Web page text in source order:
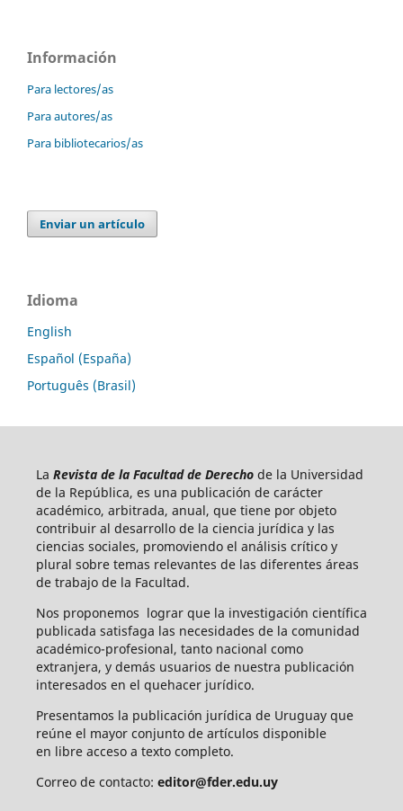
Información
Para lectores/as
Para autores/as
Para bibliotecarios/as
Enviar un artículo
Idioma
English
Español (España)
Português (Brasil)
La Revista de la Facultad de Derecho de la Universidad
de la República, es una publicación de carácter
académico, arbitrada, anual, que tiene por objeto
contribuir al desarrollo de la ciencia jurídica y las
ciencias sociales, promoviendo el análisis crítico y
plural sobre temas relevantes de las diferentes áreas
de trabajo de la Facultad.
Nos proponemos lograr que la investigación científica
publicada satisfaga las necesidades de la comunidad
académico-profesional, tanto nacional como
extranjera, y demás usuarios de nuestra publicación
interesados en el quehacer jurídico.
Presentamos la publicación jurídica de Uruguay que
reúne el mayor conjunto de artículos disponible
en libre acceso a texto completo.
Correo de contacto: editor@fder.edu.uy